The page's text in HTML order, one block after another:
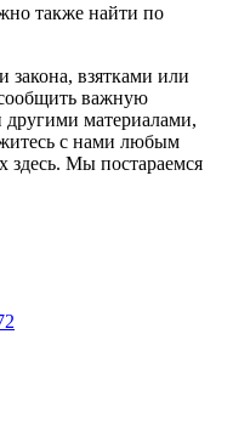
также найти по
взятками или
важную
материалами,
с нами любым
здесь. Мы постараемся